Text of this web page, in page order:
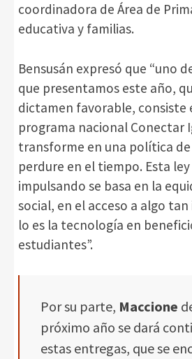
coordinadora de Área de
educativa y familias.
Bensusán expresó que “uno
que presentamos este año,
dictamen favorable, consiste
programa nacional Conectar
transforme en una política
perdure en el tiempo. Esta
impulsando se basa en la
social, en el acceso a algo
lo es la tecnología en
estudiantes”.
Por su parte, Maccione
próximo año se dará
estas entregas, que se